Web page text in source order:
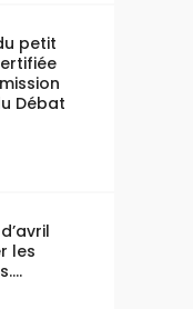
petit
Débat
les